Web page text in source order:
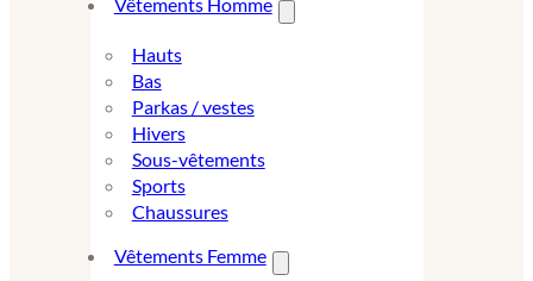
Hauts
Bas
Parkas / vestes
Hivers
Sous-vêtements
Sports
Chaussures
Vêtements Femme